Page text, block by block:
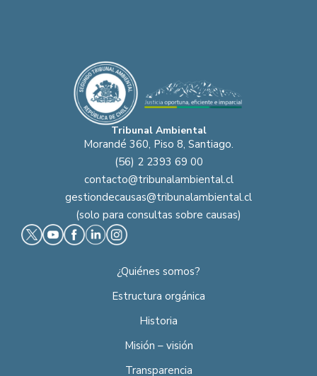
Tribunal Ambiental
Morandé 360, Piso 8, Santiago.
(56) 2 2393 69 00
contacto@tribunalambiental.cl
gestiondecausas@tribunalambiental.cl
(solo para consultas sobre causas)
¿Quiénes somos?
Estructura orgánica
Historia
Misión – visión
Transparencia